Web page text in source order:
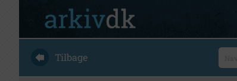
Tilbage